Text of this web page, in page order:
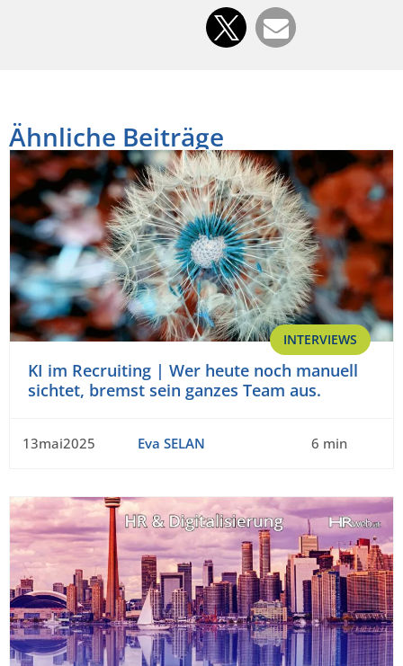
Ähnliche Beiträge
INTERVIEWS
KI im Recruiting | Wer heute noch manuell
sichtet, bremst sein ganzes Team aus.
13mai2025 Eva SELAN 6 min